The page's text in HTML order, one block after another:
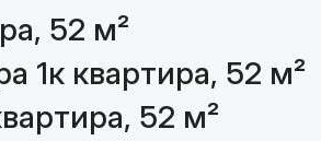
52 м²
1к квартира, 52 м²
52 м²